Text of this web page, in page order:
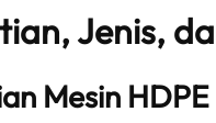
Jenis,
Mesin HDPE